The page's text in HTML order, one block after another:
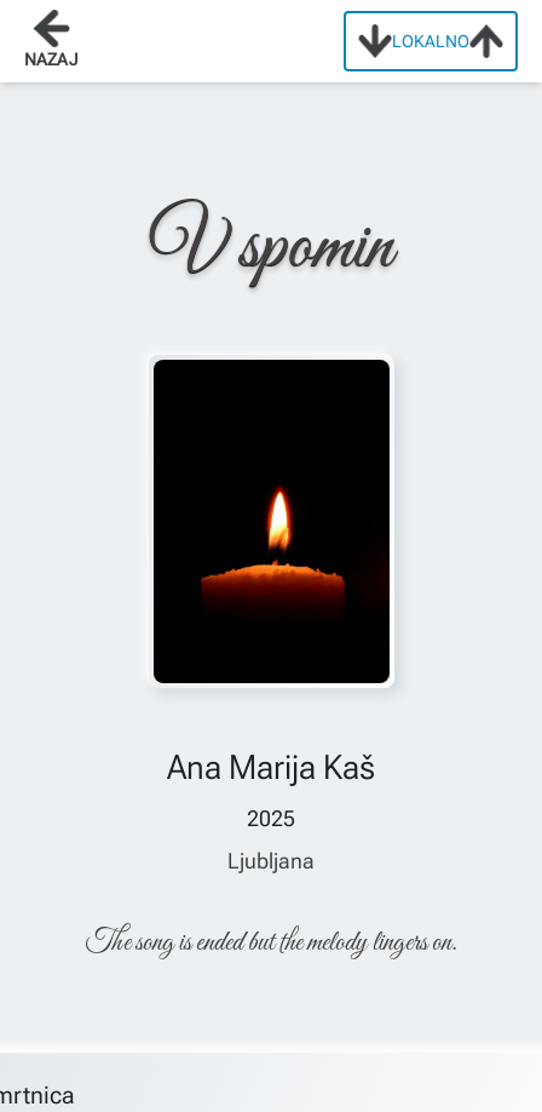
LOKALNO
NAZAJ
Domov
V spomin
Ana Marija Kaš
2025
Ljubljana
The song is ended but the melody lingers on.